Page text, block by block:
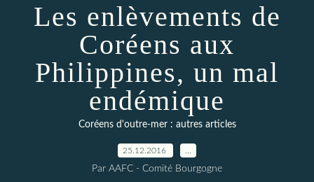
Les enlèvements de
Coréens aux
Philippines, un mal
endémique
Coréens d'outre-mer : autres articles
25.12.2016
Par AAFC - Comité Bourgogne